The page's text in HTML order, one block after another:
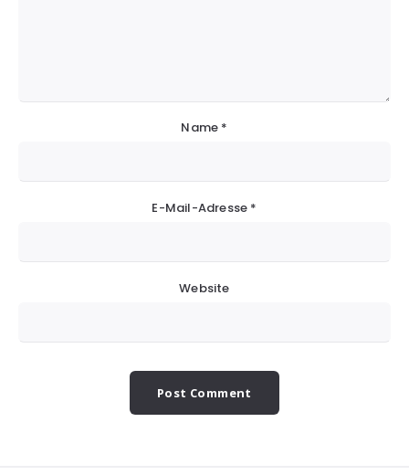
Name *
E-Mail-Adresse *
Website